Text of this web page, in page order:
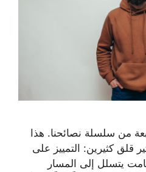
من سلسلة نصائحنا. هذا
قلق كثيرين: التمييز على
يتسلل إلى المسار